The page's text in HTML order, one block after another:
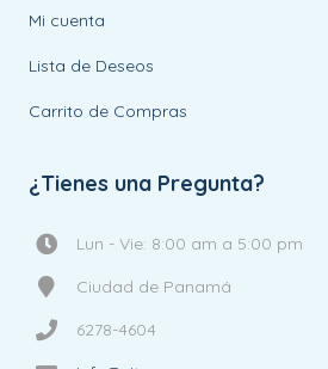
Mi cuenta
Lista de Deseos
Carrito de Compras
¿Tienes una Pregunta?
Lun - Vie: 8:00 am a 5:00 pm
Ciudad de Panamá
6278-4604